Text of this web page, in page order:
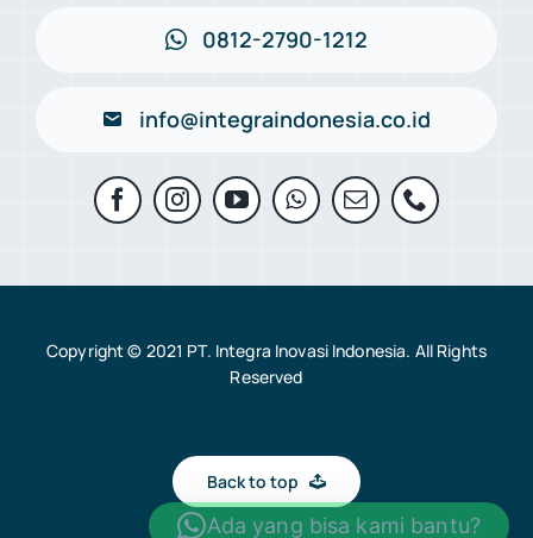
0812-2790-1212
info@integraindonesia.co.id
Copyright © 2021 PT. Integra Inovasi Indonesia. All Rights
Reserved
Back to top
Ada yang bisa kami bantu?